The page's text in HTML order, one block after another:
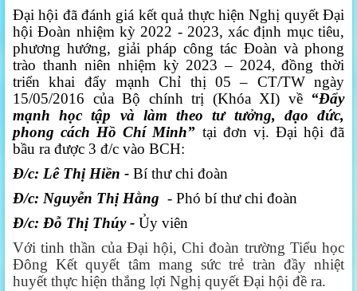
Đại hội đã đánh giá kết quả thực hiện Nghị quyết Đại
hội Đoàn nhiệm kỳ 2022 - 2023, xác định mục tiêu,
phương hướng, giải pháp công tác Đoàn và phong
trào thanh niên nhiệm kỳ 2023 – 2024,đồng thời
triển khai đẩy mạnh Chỉ thị 05 – CT/TW ngày
15/05/2016 của Bộ chính trị (Khóa XI) về “Đẩy
mạnh học tập và làm theo tư tưởng, đạo đức,
phong cách Hồ Chí Minh” tại đơn vị. Đại hội đã
bầu ra được 3 đ/c vào BCH:
Đ/c: Lê Thị Hiền - Bí thư chi đoàn
Đ/c: Nguyễn Thị Hằng - Phó bí thư chi đoàn
Đ/c: Đỗ Thị Thúy - Ủy viên
Với tinh thần của Đại hội, Chi đoàn trường Tiểu học
Đông Kết quyết tâm mang sức trẻ tràn đầy nhiệt
huyết thực hiện thắng lợi Nghị quyết Đại hội đề ra.